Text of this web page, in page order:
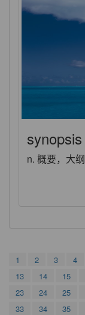
synopsis
n. 概要，大纲
1 2 3 4
13
14 15
23
24 25
33
34 35